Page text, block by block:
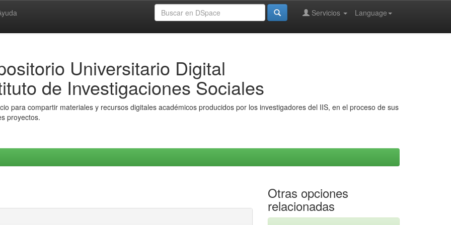
Language
Servicios
Universitario Digital
de Investigaciones Sociales
para compartir materiales y recursos digitales académicos producidos por los investigadores del IIS, en el proceso de sus
proyectos.
Otras opciones
relacionadas